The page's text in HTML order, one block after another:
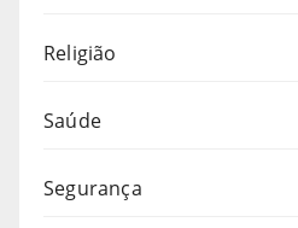
Religião
Saúde
Segurança